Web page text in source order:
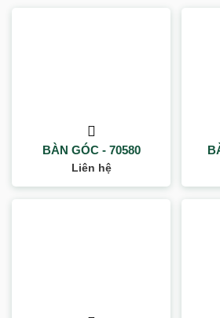
BÀN GÓC - 70580
Liên hệ